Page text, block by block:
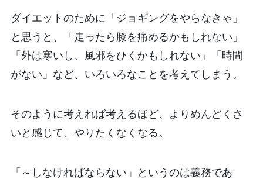
ダイエットのために「ジョギングをやらなきゃ」
と思うと、「走ったら膝を痛めるかもしれない」
「外は寒いし、風邪をひくかもしれない」「時間
がない」など、いろいろなことを考えてしまう。
そのように考えれば考えるほど、よりめんどくさ
いと感じて、やりたくなくなる。
「～しなければならない」というのは義務であ